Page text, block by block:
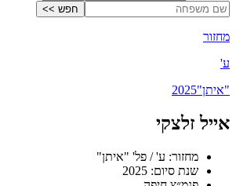
מחזור
ע'
"איתן"2025
אייל זלצקי
מחזור: ע' / פל' "איתן"
שנת סיום: 2025